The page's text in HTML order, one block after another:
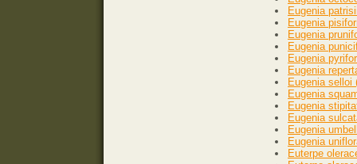
Eugenia
Eugenia
Eugenia
Eugenia
Eugenia
Eugenia
Eugenia selloi
Eugenia
Eugenia
Eugenia
Eugenia
Eugenia
Euterpe